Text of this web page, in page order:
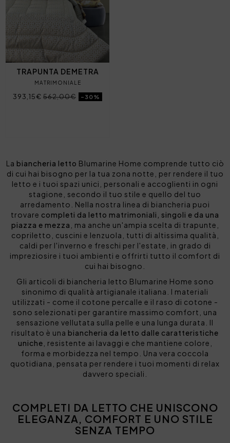
TRAPUNTA DEMETRA
MATRIMONIALE
393,15€ 562,00€ -30%
La biancheria letto Blumarine Home comprende tutto ciò
di cui hai bisogno per la tua zona notte, per rendere il tuo
letto e i tuoi spazi unici, personali e accoglienti in ogni
stagione, secondo il tuo stile e quello del tuo
arredamento. Nella nostra linea di biancheria puoi
trovare completi da letto matrimoniali, singoli e da una
piazza e mezza , ma anche un'ampia scelta di trapunte,
copriletto, cuscini e lenzuola, tutti di altissima qualità,
caldi per l'inverno e freschi per l'estate, in grado di
impreziosire i tuoi ambienti e offrirti tutto il comfort di
cui hai bisogno.
Gli articoli di biancheria letto Blumarine Home sono
sinonimo di qualità artigianale italiana. I materiali
utilizzati - come il cotone percalle e il raso di cotone -
sono selezionati per garantire massimo comfort, una
sensazione vellutata sulla pelle e una lunga durata. Il
risultato è una biancheria da letto dalle caratteristiche
uniche , resistente ai lavaggi e che mantiene colore,
forma e morbidezza nel tempo. Una vera coccola
quotidiana, pensata per rendere i tuoi momenti di relax
davvero speciali.
COMPLETI DA LETTO CHE UNISCONO
ELEGANZA, COMFORT E UNO STILE
SENZA TEMPO